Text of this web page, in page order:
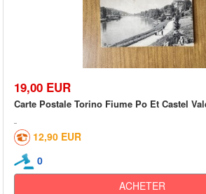
19,00 EUR
Carte Postale Torino Fiume Po Et Castel
12,90 EUR
0
ACHETER